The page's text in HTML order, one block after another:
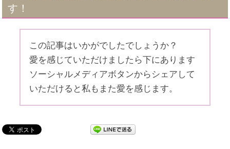
す！
この記事はいかがでしたでしょうか？
愛を感じていただけましたら下にあります
ソーシャルメディアボタンからシェアして
いただけると私もまた愛を感じます。